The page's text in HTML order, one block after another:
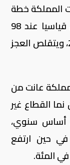
المملكة خطة
للقضاء على العجز، الذي بلغ مستوى قياسيا عند 98
مليار دولار في 2015، وذلك بحلول 2020، ويتقلص العجز
عانت من
القطاع غير
فقط على أساس سنوي،
حين ارتفع